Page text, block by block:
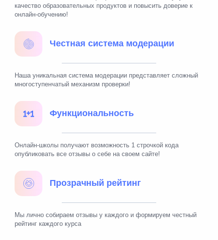
качество образовательных продуктов и повысить доверие к
онлайн-обучению!
Честная система модерации
Наша уникальная система модерации представляет сложный
многоступенчатый механизм проверки!
Функциональность
Онлайн-школы получают возможность 1 строчкой кода
опубликовать все отзывы о себе на своем сайте!
Прозрачный рейтинг
Мы лично собираем отзывы у каждого и формируем честный
рейтинг каждого курса